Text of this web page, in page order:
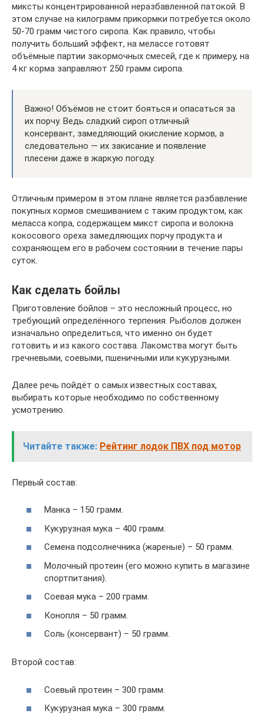
миксты концентрированной неразбавленной патокой. В
этом случае на килограмм прикормки потребуется около
50-70 грамм чистого сиропа. Как правило, чтобы
получить больший эффект, на мелассе готовят
объёмные партии закормочных смесей, где к примеру, на
4 кг корма заправляют 250 грамм сиропа.
Важно! Объёмов не стоит бояться и опасаться за
их порчу. Ведь сладкий сироп отличный
консервант, замедляющий окисление кормов, а
следовательно — их закисание и появление
плесени даже в жаркую погоду.
Отличным примером в этом плане является разбавление
покупных кормов смешиванием с таким продуктом, как
меласса копра, содержащем микст сиропа и волокна
кокосового ореха замедляющих порчу продукта и
сохраняющем его в рабочем состоянии в течение пары
суток.
Как сделать бойлы
Приготовление бойлов – это несложный процесс, но
требующий определённого терпения. Рыболов должен
изначально определиться, что именно он будет
готовить и из какого состава. Лакомства могут быть
гречневыми, соевыми, пшеничными или кукурузными.
Далее речь пойдёт о самых известных составах,
выбирать которые необходимо по собственному
усмотрению.
Читайте также: Рейтинг лодок ПВХ под мотор
Первый состав:
Манка – 150 грамм.
Кукурузная мука – 400 грамм.
Семена подсолнечника (жареные) – 50 грамм.
Молочный протеин (его можно купить в магазине
спортпитания).
Соевая мука – 200 грамм.
Конопля – 50 грамм.
Соль (консервант) – 50 грамм.
Второй состав:
Соевый протеин – 300 грамм.
Кукурузная мука – 300 грамм.